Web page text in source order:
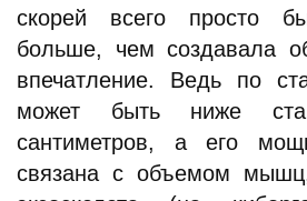
скорей всего просто
больше, чем создавала
впечатление. Ведь по
может быть ниже ста
сантиметров, а его
связана с объемом